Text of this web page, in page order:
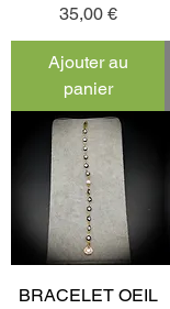
Prix
35,00 €
Ajouter au
panier
BRACELET OEIL